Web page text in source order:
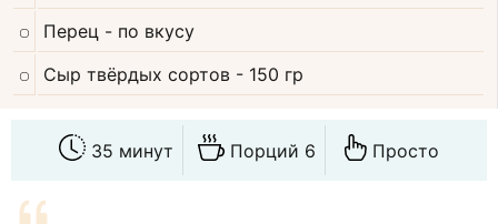
Перец - по вкусу
Сыр твёрдых сортов - 150 гр
35 минут Порций 6 Просто